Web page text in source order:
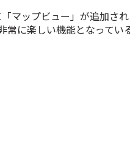
マップビュー」が追加さ
常に楽しい機能となって